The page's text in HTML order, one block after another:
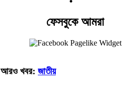
ফেসবুকে আমরা
আরও খবর: জাতীয়